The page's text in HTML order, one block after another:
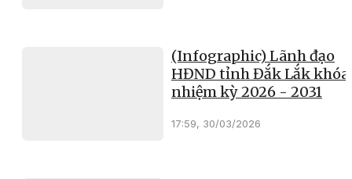
(Infographic) Lãnh đạo
HĐND tỉnh Đắk Lắk khóa
nhiệm kỳ 2026 - 2031
17:59, 30/03/2026